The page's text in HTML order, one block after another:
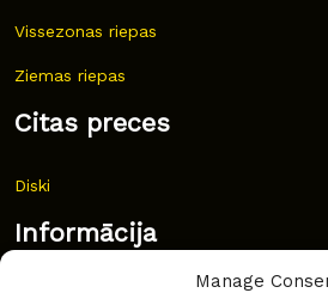
Manage
Vissezonas riepas
Ziemas riepas
Citas preces
Diski
Informācija